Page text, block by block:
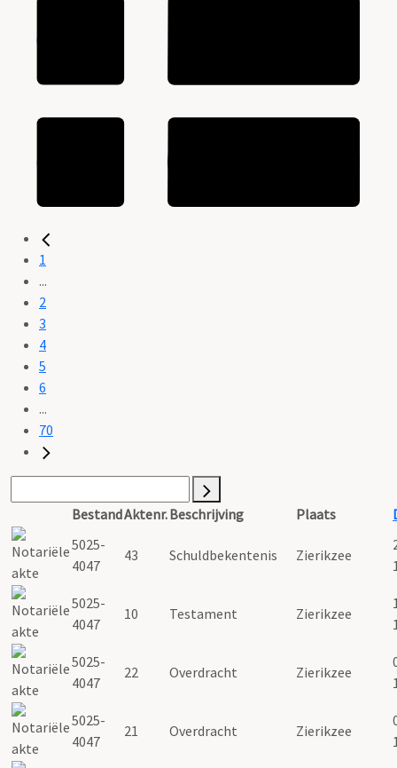
1
...
2
3
4
5
6
...
70
BestandAktenr.Beschrijving Plaats
5025-
4047
43 Schuldbekentenis Zierikzee
5025-
4047
10 Testament Zierikzee
5025-
4047
22 Overdracht Zierikzee
5025-
4047
21 Overdracht Zierikzee